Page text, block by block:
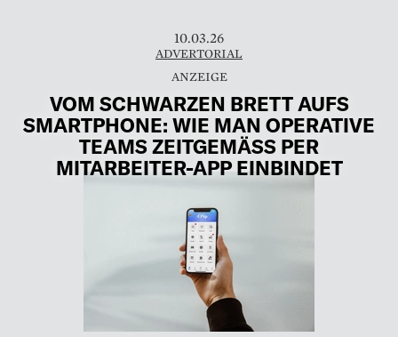
10.03.26
ADVERTORIAL
VOM SCHWARZEN BRETT AUFS
SMARTPHONE: WIE MAN OPERATIVE
TEAMS ZEITGEMÄSS PER
MITARBEITER-APP EINBINDET